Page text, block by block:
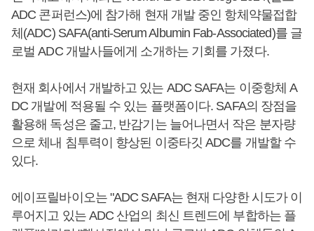
ADC 콘퍼런스)에 참가해 현재 개발 중인 항체약물접합
체(ADC) SAFA(anti-Serum Albumin Fab-Associated)를 글
로벌 ADC 개발사들에게 소개하는 기회를 가졌다.
현재 회사에서 개발하고 있는 ADC SAFA는 이중항체 A
DC 개발에 적용될 수 있는 플랫폼이다. SAFA의 장점을
활용해 독성은 줄고, 반감기는 늘어나면서 작은 분자량
으로 체내 침투력이 향상된 이중타깃 ADC를 개발할 수
있다.
에이프릴바이오는 "ADC SAFA는 현재 다양한 시도가 이
루어지고 있는 ADC 산업의 최신 트렌드에 부합하는 플